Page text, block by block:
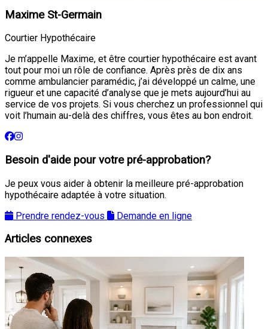
Maxime St-Germain
Courtier Hypothécaire
Je m’appelle Maxime, et être courtier hypothécaire est avant
tout pour moi un rôle de confiance. Après près de dix ans
comme ambulancier paramédic, j’ai développé un calme, une
rigueur et une capacité d’analyse que je mets aujourd’hui au
service de vos projets. Si vous cherchez un professionnel qui
voit l’humain au-delà des chiffres, vous êtes au bon endroit.
Besoin d'aide pour votre pré-approbation?
Je peux vous aider à obtenir la meilleure pré-approbation
hypothécaire adaptée à votre situation.
Prendre rendez-vous
Demande en ligne
Articles connexes